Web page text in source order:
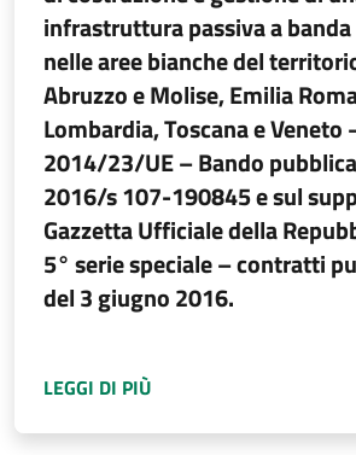
infrastruttura passiva a
nelle aree bianche del
Abruzzo e Molise, Emilia
Lombardia, Toscana e
2014/23/UE – Bando
2016/s 107-190845 e sul
Gazzetta Ufficiale della
5° serie speciale – contratti
del 3 giugno 2016.
LEGGI DI PIÙ